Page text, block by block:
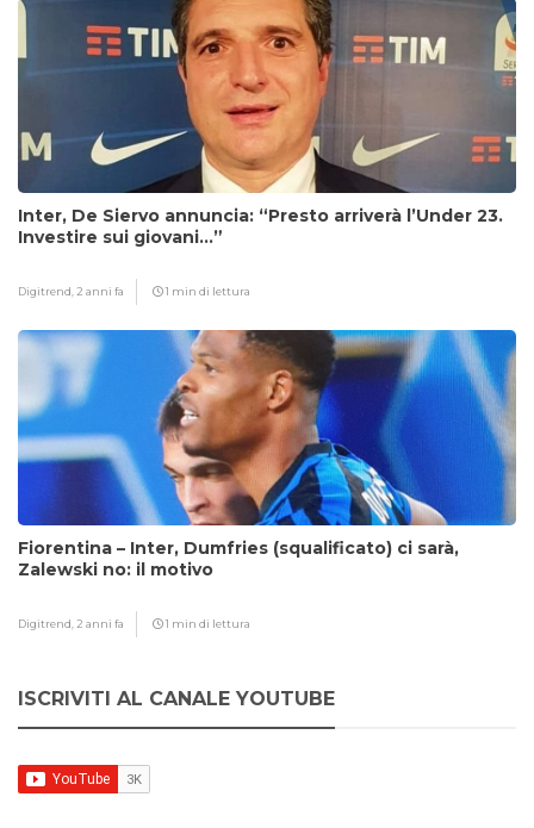
Inter, De Siervo annuncia: “Presto arriverà l’Under 23.
Investire sui giovani…”
Digitrend, 2 anni fa 1 min di lettura
Fiorentina – Inter, Dumfries (squalificato) ci sarà,
Zalewski no: il motivo
Digitrend, 2 anni fa 1 min di lettura
ISCRIVITI AL CANALE YOUTUBE